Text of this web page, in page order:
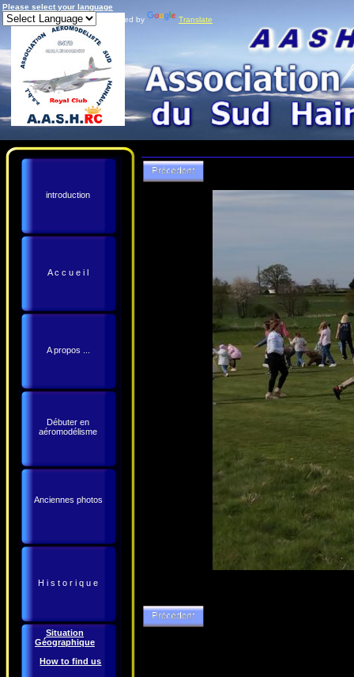
Please select your language
Powered by
Translate
introduction
A c c u e i l
A propos ...
Débuter en
aéromodélisme
Anciennes photos
H i s t o r i q u e
Situation
Géographique
How to find us